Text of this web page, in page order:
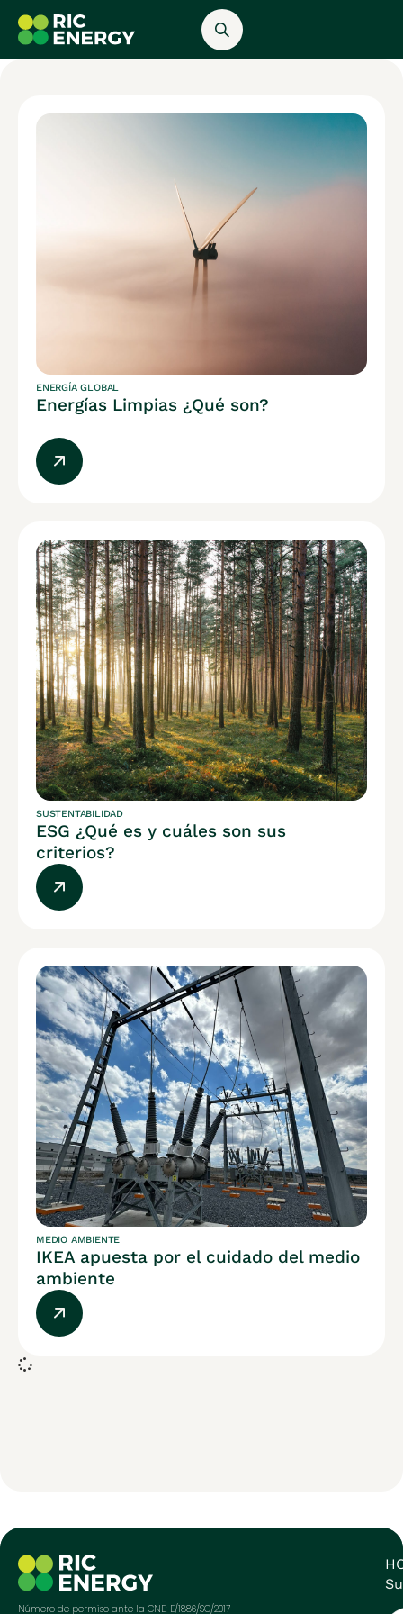
ENERGÍA GLOBAL
Energías Limpias ¿Qué son?
SUSTENTABILIDAD
ESG ¿Qué es y cuáles son sus
criterios?
MEDIO AMBIENTE
IKEA apuesta por el cuidado del medio
ambiente
Número de permiso ante la CNE: E/1886/SC/2017